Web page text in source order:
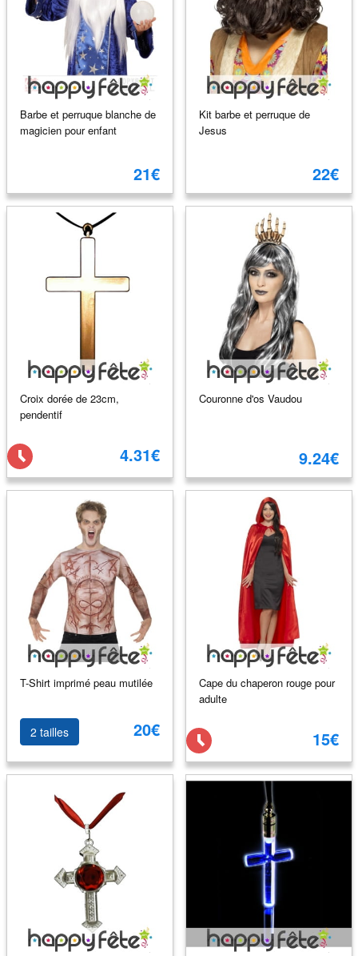
Barbe et perruque blanche de
magicien pour enfant
21€
Kit barbe et perruque de
Jesus
22€
Croix dorée de 23cm,
pendentif
4.31€
Couronne d'os Vaudou
9.24€
T-Shirt imprimé peau mutilée
2 tailles 20€
Cape du chaperon rouge pour
adulte
15€